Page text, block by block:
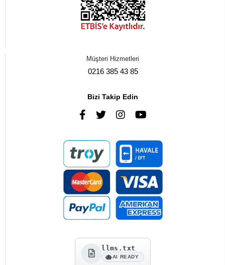
Müşteri Hizmetleri
0216 385 43 85
Bizi Takip Edin
llms.txt
AI READY